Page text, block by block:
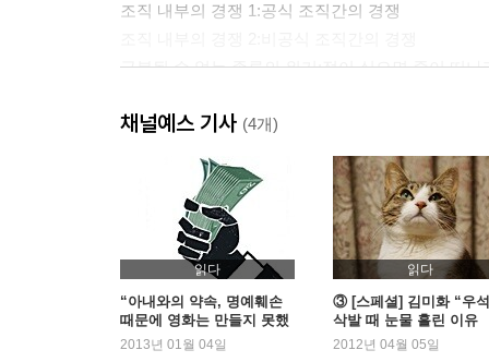
조직 내부의 경쟁 1:공식 조직간의 경쟁
극복될 수 없는 종류의 위기:절이 싫으면 중이 떠나
2장 돈 장사와 사람 장사
생산의 화석화와 한국 기업의 위기
조직 내부의 의사결정과 외부 사회와의 관계
조직의 세 가지 유형:군대형,교회형,가족형
군대형 조직과 가족형 조직의 결합
한국 조직에 닥친 첫번째 위기:왜 열심히 일하는가?
한국 조직에 닥친 두번째 위기:기억상실증에 빠진
한국 조직에 닥친 세번째 위기:빨간펜형 야전사령
채널예스 기사 (4개)
읽다
“아내와의 약속, 명예훼손
때문에 영화는 만들지 못했
지만…” - 우석훈
2013년 01월 04일
읽다
③ [스페셜] 김미화 “우
삭발 때 눈물 흘린 이유
는…” – 김미화가 본 우
2012년 04월 05일